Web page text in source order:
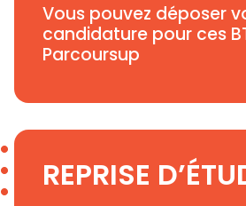
Vous pouvez déposer
candidature pour ces
Parcoursup
REPRISE